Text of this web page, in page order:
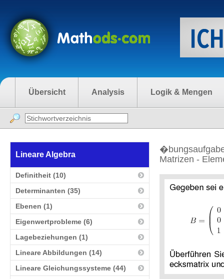
Übersicht Analysis Logik & Mengen
Lineare Algebra
Definitheit (10)
Determinanten (35)
Ebenen (1)
Eigenwertprobleme (6)
Lagebeziehungen (1)
Lineare Abbildungen (14)
Lineare Gleichungssysteme (44)
Matrizen -